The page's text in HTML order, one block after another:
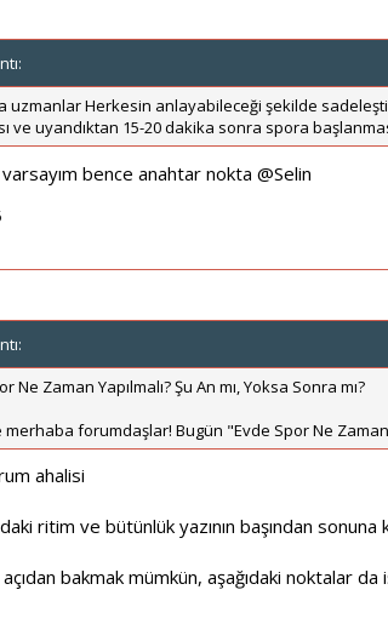
uzmanlar Herkesin anlayabileceği şekilde
ve uyandıktan 15-20 dakika sonra spora
bence anahtar nokta @Selin
Ne Zaman Yapılmalı? Şu An mı, Yoksa Sonra mı?
forumdaşlar! Bugün "Evde Spor Ne Zaman
ahalisi
ritim ve bütünlük yazının başından
bakmak mümkün, aşağıdaki noktalar